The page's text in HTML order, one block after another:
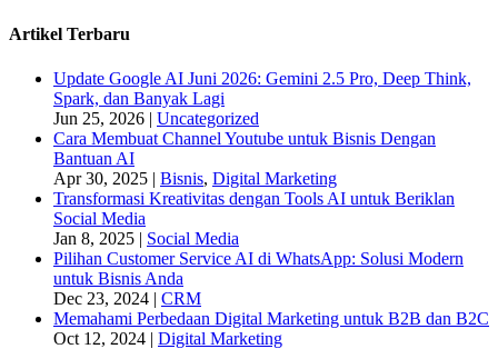
Artikel Terbaru
Update Google AI Juni 2026: Gemini 2.5 Pro, Deep Think,
Spark, dan Banyak Lagi
Jun 25, 2026 | Uncategorized
Cara Membuat Channel Youtube untuk Bisnis Dengan
Bantuan AI
Apr 30, 2025 | Bisnis, Digital Marketing
Transformasi Kreativitas dengan Tools AI untuk Beriklan
Social Media
Jan 8, 2025 | Social Media
Pilihan Customer Service AI di WhatsApp: Solusi Modern
untuk Bisnis Anda
Dec 23, 2024 | CRM
Memahami Perbedaan Digital Marketing untuk B2B dan B2C
Oct 12, 2024 | Digital Marketing